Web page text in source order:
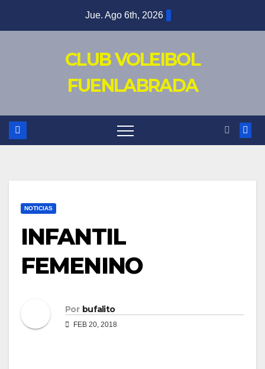
Jue. Ago 6th, 2026
CLUB VOLEIBOL
FUENLABRADA
NOTICIAS
INFANTIL
FEMENINO
Por bufalito
FEB 20, 2018